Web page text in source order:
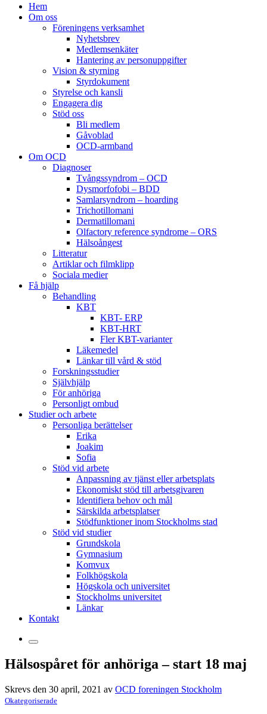
Hem
Om oss
Föreningens verksamhet
Nyhetsbrev
Medlemsenkäter
Hantering av personuppgifter
Vision & styrning
Styrdokument
Styrelse och kansli
Engagera dig
Stöd oss
Bli medlem
Gåvoblad
OCD-armband
Om OCD
Diagnoser
Tvångssyndrom – OCD
Dysmorfofobi – BDD
Samlarsyndrom – hoarding
Trichotillomani
Dermatillomani
Olfactory reference syndrome – ORS
Hälsoångest
Litteratur
Artiklar och filmklipp
Sociala medier
Få hjälp
Behandling
KBT
KBT- ERP
KBT-HRT
Fler KBT-varianter
Läkemedel
Länkar till vård & stöd
Forskningsstudier
Självhjälp
För anhöriga
Personligt ombud
Studier och arbete
Personliga berättelser
Erika
Joakim
Sofia
Stöd vid arbete
Anpassning av tjänst eller arbetsplats
Ekonomiskt stöd till arbetsgivaren
Identifiera behov och mål
Särskilda arbetsplatser
Stödfunktioner inom Stockholms stad
Stöd vid studier
Grundskola
Gymnasium
Komvux
Folkhögskola
Högskola och universitet
Stockholms universitet
Länkar
Kontakt
Hälsospåret för anhöriga – start 18 maj
Skrevs den 30 april, 2021 av OCD foreningen Stockholm
Okategoriserade